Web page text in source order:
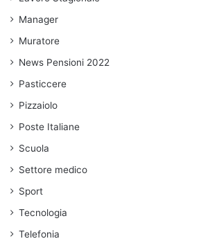
Manager
Muratore
News Pensioni 2022
Pasticcere
Pizzaiolo
Poste Italiane
Scuola
Settore medico
Sport
Tecnologia
Telefonia